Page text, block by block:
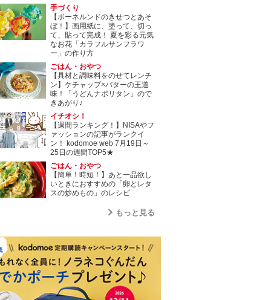
手づくり
【ボーネルンドのきせつとあそ
ぼ！】画用紙に、塗って、切っ
て、貼って完成！ 夏を彩る元気
なお花「カラフルサンフラワ
ー」の作り方
ごはん・おやつ
【具材と調味料をのせてレンチ
ン】ケチャップ×バターの王道
味！「うどんナポリタン」ので
きあがり♪
イチオシ！
【週間ランキング！】NISAやフ
ァッションの記事がランクイ
ン！ kodomoe web 7月19日～
25日の週間TOP5★
ごはん・おやつ
【簡単！時短！】あと一品欲し
いときにおすすめの「卵とレタ
スの炒めもの」のレシピ
もっと見る